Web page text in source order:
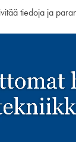
tiedoja ja